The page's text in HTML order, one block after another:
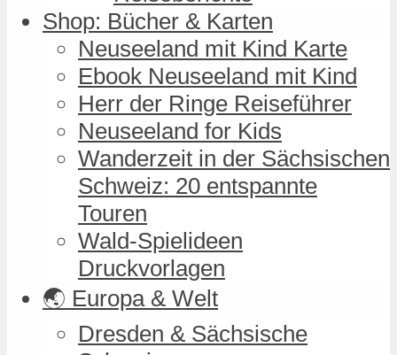
Shop: Bücher & Karten
Neuseeland mit Kind Karte
Ebook Neuseeland mit Kind
Herr der Ringe Reiseführer
Neuseeland for Kids
Wanderzeit in der Sächsischen
Schweiz: 20 entspannte
Touren
Wald-Spielideen
Druckvorlagen
🌏 Europa & Welt
Dresden & Sächsische